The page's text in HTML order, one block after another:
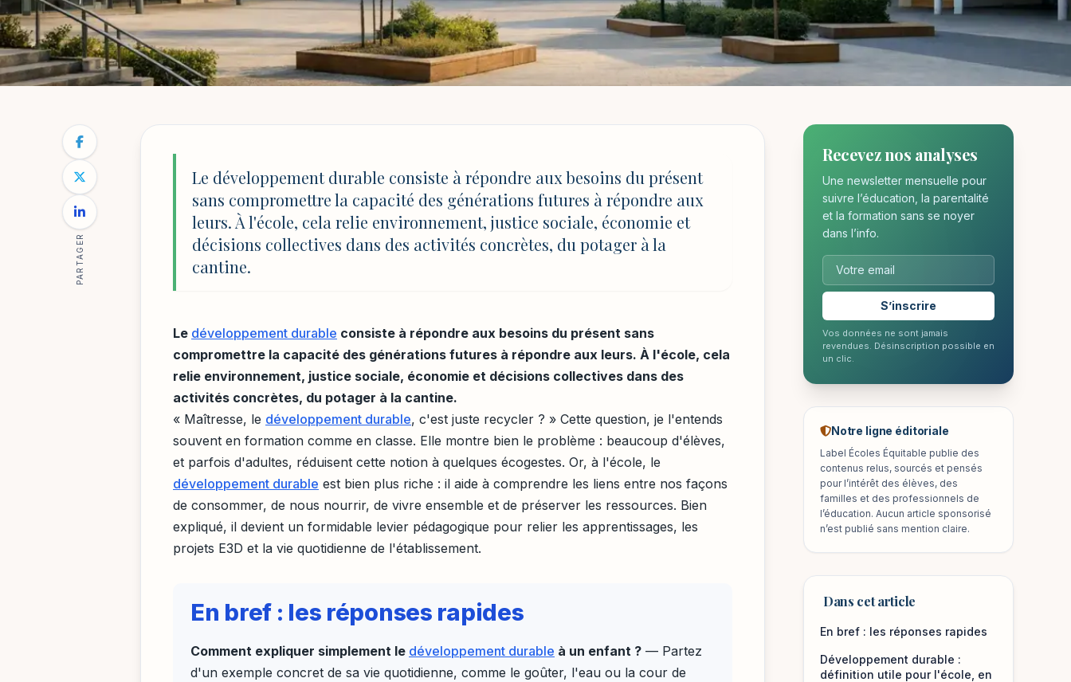
NOTRE BLOG
Le développement durable à l'école :
définition et exemples
6 mai 2026
PARTAGER
Le développement durable consiste à répondre aux besoins du présent
sans compromettre la capacité des générations futures à répondre aux
leurs. À l'école, cela relie environnement, justice sociale, économie et
décisions collectives dans des activités concrètes, du potager à la
cantine.
Le développement durable consiste à répondre aux besoins du présent sans
compromettre la capacité des générations futures à répondre aux leurs. À l'école, cela
relie environnement, justice sociale, économie et décisions collectives dans des
activités concrètes, du potager à la cantine.
« Maîtresse, le développement durable, c'est juste recycler ? » Cette question, je l'entends
souvent en formation comme en classe. Elle montre bien le problème : beaucoup d'élèves,
et parfois d'adultes, réduisent cette notion à quelques écogestes. Or, à l'école, le
développement durable est bien plus riche : il aide à comprendre les liens entre nos façons
de consommer, de nous nourrir, de vivre ensemble et de préserver les ressources. Bien
expliqué, il devient un formidable levier pédagogique pour relier les apprentissages, les
projets E3D et la vie quotidienne de l'établissement.
En bref : les réponses rapides
Comment expliquer simplement le développement durable à un enfant ? — Partez
d'un exemple concret de sa vie quotidienne, comme le goûter, l'eau ou la cour de
Recevez nos analyses
Une newsletter mensuelle pour
suivre l’éducation, la parentalité
et la formation sans se noyer
dans l’info.
S’inscrire
Vos données ne sont jamais
revendues. Désinscription possible en
un clic.
Notre ligne éditoriale
Label Écoles Équitable publie des
contenus relus, sourcés et pensés
pour l’intérêt des élèves, des
familles et des professionnels de
l’éducation. Aucun article sponsorisé
n’est publié sans mention claire.
Dans cet article
En bref : les réponses rapides
Développement durable :
définition utile pour l'école, en